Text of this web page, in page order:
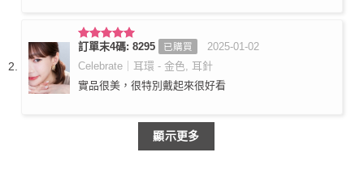
評分5滿
分 5
訂單末4碼: 8295 已購買
2025-01-02
Celebrate｜耳環 - 金色, 耳針
實品很美，很特別戴起來很好看
顯示更多